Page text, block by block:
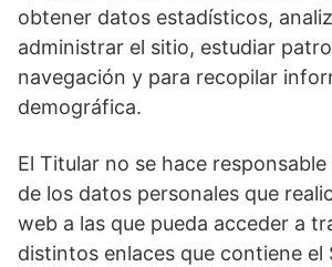
obtener datos estadísticos,
administrar el sitio, estudiar
navegación y para recopilar
demográfica.
El Titular no se hace
de los datos personales que
web a las que pueda acceder a
distintos enlaces que contiene el